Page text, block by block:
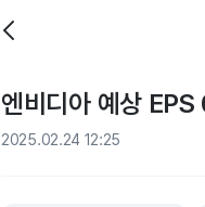
엔비디아 예상
2025.02.24 12:25